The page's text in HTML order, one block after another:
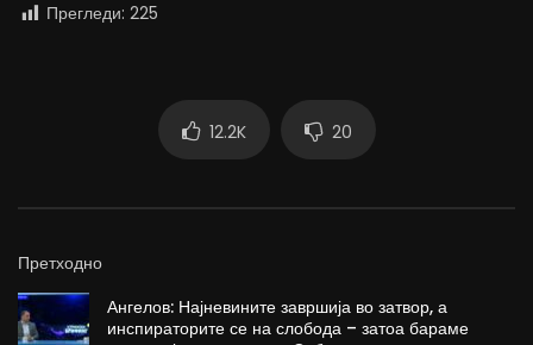
Прегледи: 225
12.2K 20
Претходно
Ангелов: Најневините завршија во затвор, а
инспираторите се на слобода – затоа бараме